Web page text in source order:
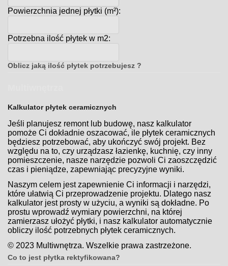
Powierzchnia jednej płytki (m²):
Potrzebna ilość płytek w m2:
Oblicz jaką ilość płytek potrzebujesz ?
Kalkulator płytek ceramicznych
Jeśli planujesz remont lub budowę, nasz kalkulator
pomoże Ci dokładnie oszacować, ile płytek ceramicznych
będziesz potrzebować, aby ukończyć swój projekt. Bez
względu na to, czy urządzasz łazienkę, kuchnię, czy inny
pomieszczenie, nasze narzędzie pozwoli Ci zaoszczędzić
czas i pieniądze, zapewniając precyzyjne wyniki.
Naszym celem jest zapewnienie Ci informacji i narzędzi,
które ułatwią Ci przeprowadzenie projektu. Dlatego nasz
kalkulator jest prosty w użyciu, a wyniki są dokładne. Po
prostu wprowadź wymiary powierzchni, na której
zamierzasz ułożyć płytki, i nasz kalkulator automatycznie
obliczy ilość potrzebnych płytek ceramicznych.
© 2023 Multiwnętrza. Wszelkie prawa zastrzeżone.
Co to jest płytka rektyfikowana?